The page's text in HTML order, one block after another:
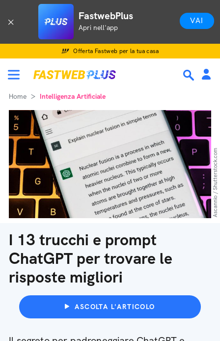
FastwebPlus
Apri nell'app
VAI
Offerta Fastweb per la tua casa
Home Intelligenza Artificiale
I 13 trucchi e prompt
ChatGPT per trovare le
risposte migliori
ASCOLTA L'ARTICOLO
Ascannio / Shutterstock.com